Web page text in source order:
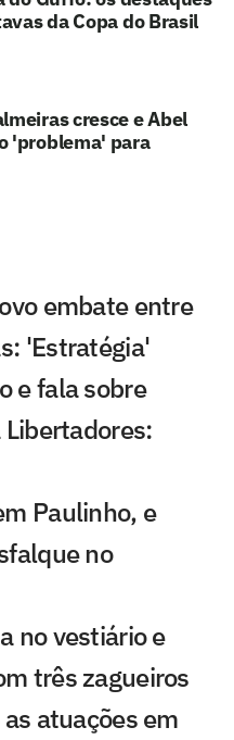
da Copa do Brasil
cresce e Abel
'problema' para
embate entre
'Estratégia'
e fala sobre
Paulinho, e
no
no vestiário e
três zagueiros
atuações em